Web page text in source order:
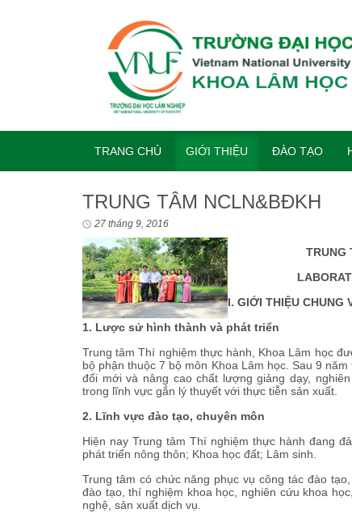
TRANG CHỦ GIỚI THIỆU ĐÀO TẠO
TRUNG TÂM NCLN&BĐKH
27 tháng 9, 2016
TRUNG
I. GIỚI THIỆU CHUNG
1. Lược sử hình thành và phát triển
Trung tâm Thí nghiệm thực hành, Khoa Lâm học
bộ phận thuộc 7 bộ môn Khoa Lâm học. Sau 9
đổi mới và nâng cao chất lượng giảng dạy,
trong lĩnh vực gắn lý thuyết với thực tiễn sản xuất.
2. Lĩnh vực đào tạo, chuyên môn
Hiện nay Trung tâm Thí nghiệm thực hành đang
phát triển nông thôn; Khoa học đất; Lâm sinh.
Trung tâm có chức năng phục vụ công tác đào
đào tạo, thí nghiệm khoa học, nghiên cứu khoa
nghệ, sản xuất dịch vụ.